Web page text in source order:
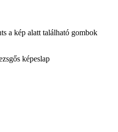
a kép alatt található gombok